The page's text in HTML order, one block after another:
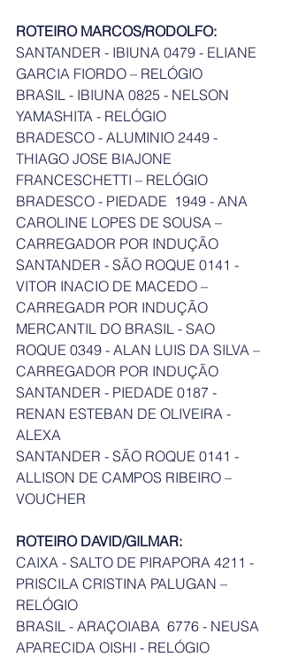
ROTEIRO MARCOS/RODOLFO:
SANTANDER - IBIUNA 0479 - ELIANE
GARCIA FIORDO – RELÓGIO
BRASIL - IBIUNA 0825 - NELSON
YAMASHITA - RELÓGIO
BRADESCO - ALUMINIO 2449 -
THIAGO JOSE BIAJONE
FRANCESCHETTI – RELÓGIO
BRADESCO - PIEDADE  1949 - ANA
CAROLINE LOPES DE SOUSA –
CARREGADOR POR INDUÇÃO
SANTANDER - SÃO ROQUE 0141 -
VITOR INACIO DE MACEDO –
CARREGADR POR INDUÇÃO
MERCANTIL DO BRASIL - SAO
ROQUE 0349 - ALAN LUIS DA SILVA –
CARREGADOR POR INDUÇÃO
SANTANDER - PIEDADE 0187 -
RENAN ESTEBAN DE OLIVEIRA -
ALEXA
SANTANDER - SÃO ROQUE 0141 -
ALLISON DE CAMPOS RIBEIRO –
VOUCHER
ROTEIRO DAVID/GILMAR:
CAIXA - SALTO DE PIRAPORA 4211 -
PRISCILA CRISTINA PALUGAN –
RELÓGIO
BRASIL - ARAÇOIABA  6776 - NEUSA
APARECIDA OISHI - RELÓGIO